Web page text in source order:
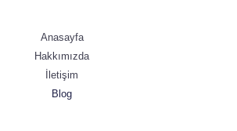
Anasayfa
Hakkımızda
İletişim
Blog